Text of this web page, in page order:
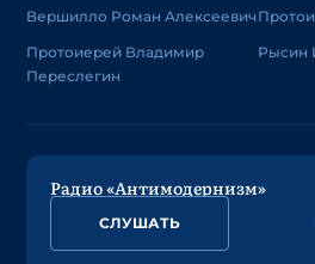
Вершилло Роман Алексеевич
Протоиерей Владимир
Переслегин
Рысин
Радио «Антимодернизм»
СЛУШАТЬ